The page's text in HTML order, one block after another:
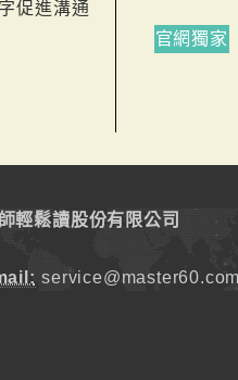
促進溝通
官網獨家
輕鬆讀股份有限公司